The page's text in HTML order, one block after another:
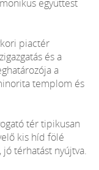
együttest
piactér
és a
a
templom és
tér tipikusan
kis híd fölé
térhatást nyújtva.